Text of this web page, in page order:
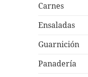
Carnes
Ensaladas
Guarnición
Panadería